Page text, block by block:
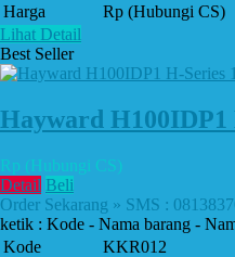
Harga
Rp (Hubungi CS)
Lihat Detail
Best Seller
Hayward H100IDP1
Rp (Hubungi CS)
Detail Beli
Order Sekarang » SMS :
ketik : Kode - Nama barang -
Kode
KKR012